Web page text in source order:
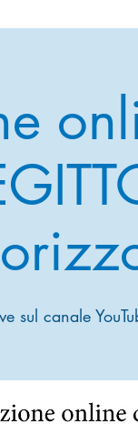
sul canale